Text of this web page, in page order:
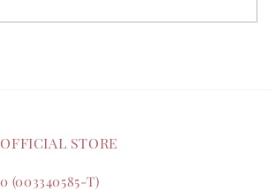
STORE
(003340585-T)